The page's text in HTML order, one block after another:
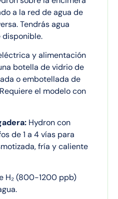
a la red de agua de
Tendrás agua
disponible.
y alimentación
botella de vidrio de
o embotellada de
el modelo con
Hydron con
de 1 a 4 vías para
fría y caliente
H₂ (800-1200 ppb)